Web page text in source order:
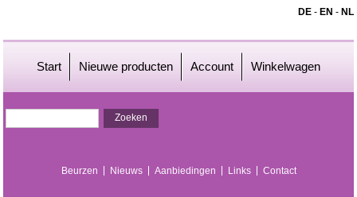
DE- EN - NL
Start Nieuwe producten Account Winkelwagen
Beurzen Nieuws Aanbiedingen Links Contact